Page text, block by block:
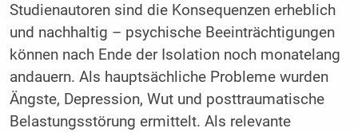
Studienautoren sind die Konsequenzen erheblich
und nachhaltig – psychische Beeinträchtigungen
können nach Ende der Isolation noch monatelang
andauern. Als hauptsächliche Probleme wurden
Ängste, Depression, Wut und posttraumatische
Belastungsstörung ermittelt. Als relevante